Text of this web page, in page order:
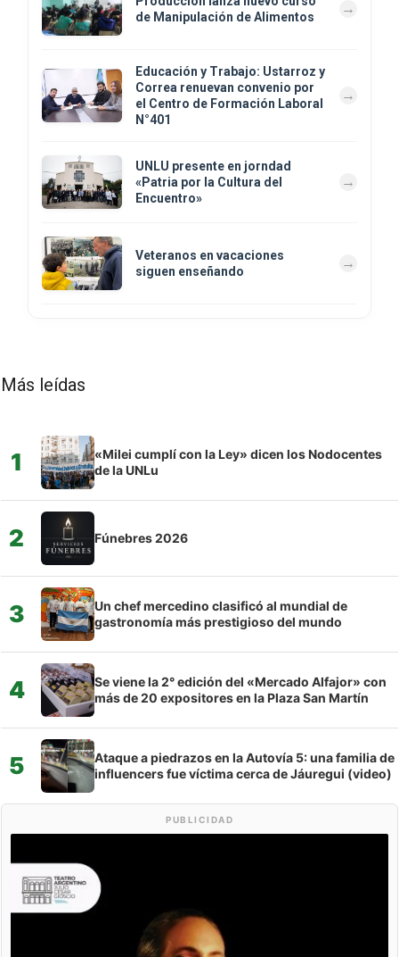
de Manipulación de Alimentos
Educación y Trabajo: Ustarroz y
Correa renuevan convenio por
el Centro de Formación Laboral
N°401
UNLU presente en jorndad
«Patria por la Cultura del
Encuentro»
Veteranos en vacaciones
siguen enseñando
Más leídas
1
«Milei cumplí con la Ley» dicen los Nodocentes
de la UNLu
2 Fúnebres 2026
3
Un chef mercedino clasificó al mundial de
gastronomía más prestigioso del mundo
4
Se viene la 2° edición del «Mercado Alfajor» con
más de 20 expositores en la Plaza San Martín
5
Ataque a piedrazos en la Autovía 5: una familia de
influencers fue víctima cerca de Jáuregui (video)
PUBLICIDAD